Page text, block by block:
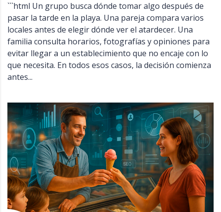
```html Un grupo busca dónde tomar algo después de
pasar la tarde en la playa. Una pareja compara varios
locales antes de elegir dónde ver el atardecer. Una
familia consulta horarios, fotografías y opiniones para
evitar llegar a un establecimiento que no encaje con lo
que necesita. En todos esos casos, la decisión comienza
antes...